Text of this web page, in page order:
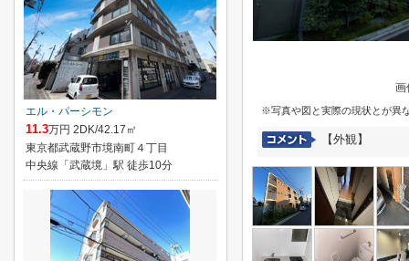
画
※写真や図と実際の現状とが異
【外観】
エル・パーシモン
11.3万円 2DK/42.17㎡
東京都武蔵野市境南町４丁目
中央線「武蔵境」駅 徒歩10分